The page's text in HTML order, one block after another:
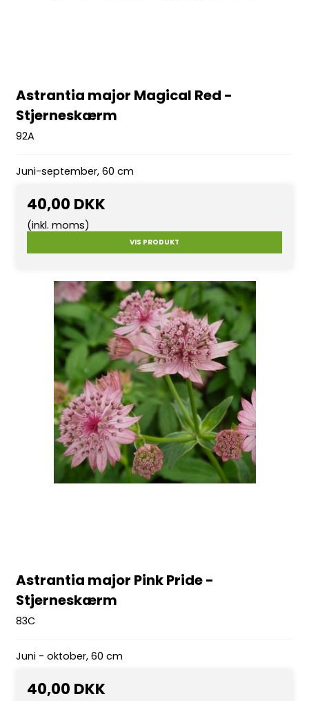
Astrantia major Magical Red -
Stjerneskærm
92A
Juni-september, 60 cm
40,00 DKK
(inkl. moms)
VIS PRODUKT
Astrantia major Pink Pride -
Stjerneskærm
83C
Juni - oktober, 60 cm
40,00 DKK